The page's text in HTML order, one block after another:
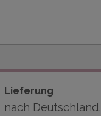
Lieferung
nach Deutschland,